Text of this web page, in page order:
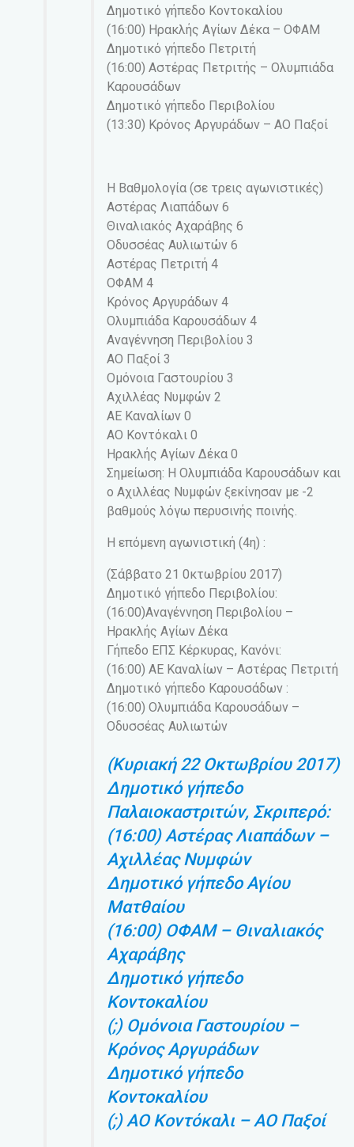
Δημοτικό γήπεδο Κοντοκαλίου
(16:00) Ηρακλής Αγίων Δέκα – ΟΦΑΜ
Δημοτικό γήπεδο Πετριτή
(16:00) Αστέρας Πετριτής – Ολυμπιάδα
Καρουσάδων
Δημοτικό γήπεδο Περιβολίου
(13:30) Κρόνος Αργυράδων – ΑΟ Παξοί
Η Βαθμολογία (σε τρεις αγωνιστικές)
Αστέρας Λιαπάδων 6
Θιναλιακός Αχαράβης 6
Οδυσσέας Αυλιωτών 6
Αστέρας Πετριτή 4
ΟΦΑΜ 4
Κρόνος Αργυράδων 4
Ολυμπιάδα Καρουσάδων 4
Αναγέννηση Περιβολίου 3
ΑΟ Παξοί 3
Ομόνοια Γαστουρίου 3
Αχιλλέας Νυμφών 2
ΑΕ Καναλίων 0
ΑΟ Κοντόκαλι 0
Ηρακλής Αγίων Δέκα 0
Σημείωση: Η Ολυμπιάδα Καρουσάδων και
ο Αχιλλέας Νυμφών ξεκίνησαν με -2
βαθμούς λόγω περυσινής ποινής.
Η επόμενη αγωνιστική (4η) :
(Σάββατο 21 0κτωβρίου 2017)
Δημοτικό γήπεδο Περιβολίου:
(16:00)Αναγέννηση Περιβολίου –
Ηρακλής Αγίων Δέκα
Γήπεδο ΕΠΣ Κέρκυρας, Κανόνι:
(16:00) ΑΕ Καναλίων – Αστέρας Πετριτή
Δημοτικό γήπεδο Καρουσάδων :
(16:00) Ολυμπιάδα Καρουσάδων –
Οδυσσέας Αυλιωτών
(Κυριακή 22 Οκτωβρίου 2017)
Δημοτικό γήπεδο
Παλαιοκαστριτών, Σκριπερό:
(16:00) Αστέρας Λιαπάδων –
Αχιλλέας Νυμφών
Δημοτικό γήπεδο Αγίου
Ματθαίου
(16:00) ΟΦΑΜ – Θιναλιακός
Αχαράβης
Δημοτικό γήπεδο
Κοντοκαλίου
(;) Ομόνοια Γαστουρίου –
Κρόνος Αργυράδων
Δημοτικό γήπεδο
Κοντοκαλίου
(;) ΑΟ Κοντόκαλι – ΑΟ Παξοί